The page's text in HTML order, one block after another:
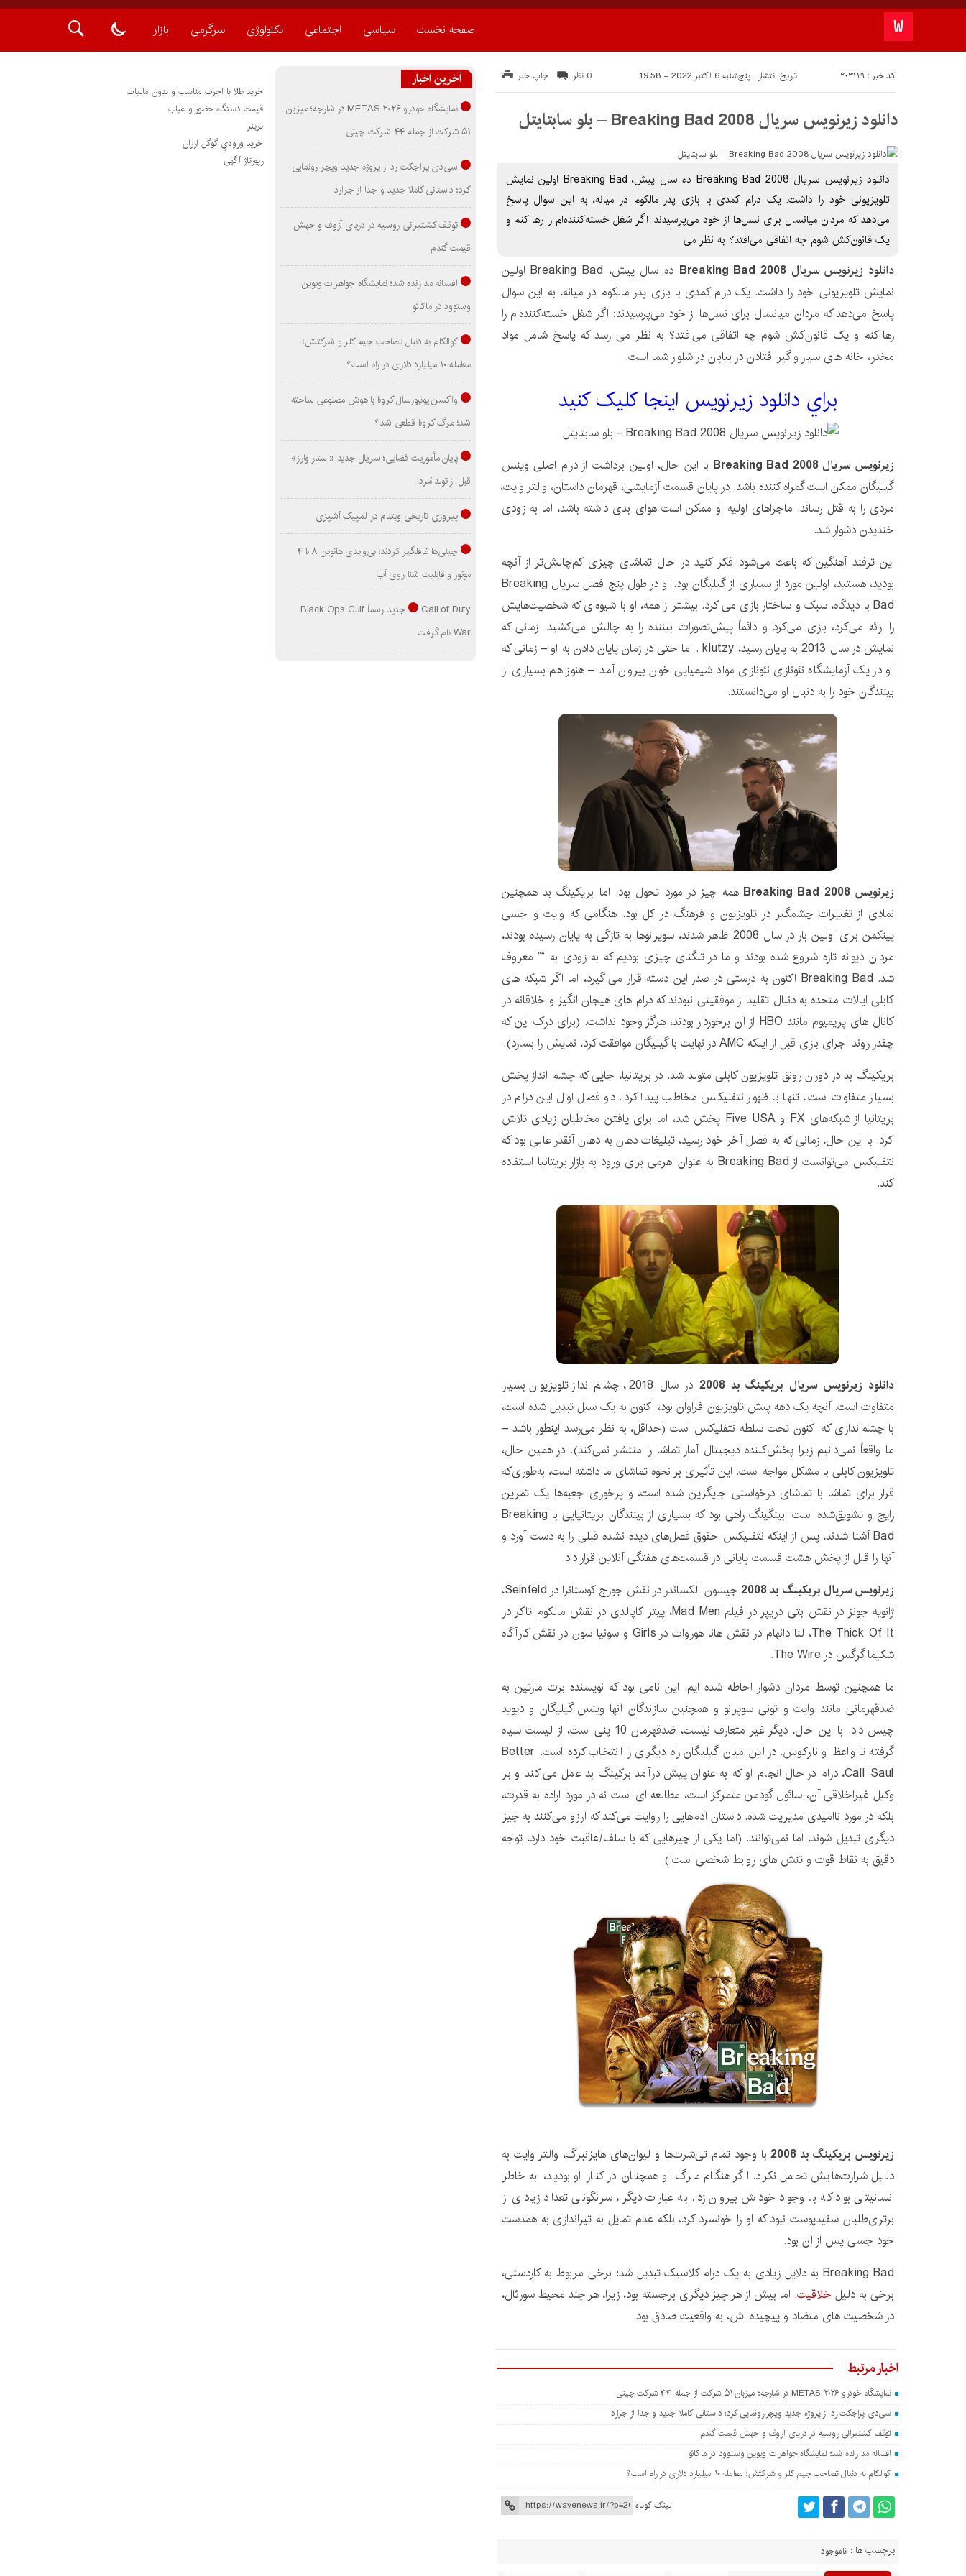
صفحه نخست سیاسی اجتماعی تکنولوژی سرگرمی بازار
تاریخ انتشار : پنج‌شنبه 6 اکتبر 2022 - 19:58 کد خبر : 203119 چاپ خبر 0 نظر
دانلود زیرنویس سریال Breaking Bad 2008 – بلو سابتایتل
دانلود زیرنویس سریال Breaking Bad 2008 ده سال پیش، Breaking Bad اولین نمایش
تلویزیونی خود را داشت. یک درام کمدی با بازی پدر مالکوم در میانه، به این سوال پاسخ
می‌دهد که مردان میانسال برای نسل‌ها از خود می‌پرسیدند: اگر شغل خسته‌کننده‌ام را رها کنم و
یک قانون‌کش شوم چه اتفاقی می‌افتد؟ به نظر می
دانلود زیرنویس سریال Breaking Bad 2008
ده سال پیش، Breaking Bad اولین
نمایش تلویزیونی خود را داشت. یک درام کمدی با بازی پدر مالکوم در میانه، به این سوال
پاسخ می‌دهد که مردان میانسال برای نسل‌ها از خود می‌پرسیدند: اگر شغل خسته‌کننده‌ام را
رها کنم و یک قانون‌کش شوم چه اتفاقی می‌افتد؟ به نظر می رسد که پاسخ شامل مواد
مخدر، خانه های سیار و گیر افتادن در بیابان در شلوار شما است.
براي دانلود زيرنويس اينجا کليک کنيد
زیرنویس سریال Breaking Bad 2008
با این حال، اولین برداشت از درام اصلی وینس
گیلیگان ممکن است گمراه کننده باشد. در پایان قسمت آزمایشی، قهرمان داستان، والتر وایت،
مردی را به قتل رساند. ماجراهای اولیه او ممکن است هوای بدی داشته باشد، اما به زودی
خندیدن دشوار شد.
این ترفند آهنگین که باعث می‌شود فکر کنید در حال تماشای چیزی کم‌چالش‌تر از آنچه
بودید، هستید، اولین مورد از بسیاری از گیلیگان بود. او در طول پنج فصل سریال Breaking
Bad با دیدگاه، سبک و ساختار بازی می کرد. بیشتر از همه، او با شیوه‌ای که شخصیت‌هایش
را ارائه می‌کرد، بازی می‌کرد و دائماً پیش‌تصورات بیننده را به چالش می‌کشید. زمانی که
نمایش در سال 2013 به پایان رسید، klutzy . اما حتی در زمان پایان دادن به او – زمانی که
او در یک آزمایشگاه نئونازی نئونازی مواد شیمیایی خون بیرون آمد – هنوز هم بسیاری از
بینندگان خود را به دنبال او می‌دانستند.
زیرنویس Breaking Bad 2008
همه چیز در مورد تحول بود. اما بریکینگ بد همچنین
نمادی از تغییرات چشمگیر در تلویزیون و فرهنگ در کل بود. هنگامی که وایت و جسی
پینکمن برای اولین بار در سال 2008 ظاهر شدند، سوپرانوها به تازگی به پایان رسیده بودند،
مردان دیوانه تازه شروع شده بودند و ما در تنگنای چیزی بودیم که به زودی به “” معروف
شد. Breaking Bad اکنون به درستی در صدر این دسته قرار می گیرد، اما اگر شبکه های
کابلی ایالات متحده به دنبال تقلید از موفقیتی نبودند که درام های هیجان انگیز و خلاقانه در
کانال های پریمیوم مانند HBO از آن برخوردار بودند، هرگز وجود نداشت. (برای درک این که
چقدر روند اجرای بازی قبل از اینکه AMC در نهایت با گیلیگان موافقت کرد، نمایش را بسازد).
بریکینگ بد در دوران رونق تلویزیون کابلی متولد شد. در بریتانیا، جایی که چشم انداز پخش
بسیار متفاوت است، تنها با ظهور نتفلیکس مخاطب پیدا کرد. دو فصل اول این درام در
بریتانیا از شبکه‌های FX و Five USA پخش شد، اما برای یافتن مخاطبان زیادی تلاش
کرد. با این حال، زمانی که به فصل آخر خود رسید، تبلیغات دهان به دهان آنقدر عالی بود که
نتفلیکس می‌توانست از Breaking Bad به عنوان اهرمی برای ورود به بازار بریتانیا استفاده
کند.
دانلود زیرنویس سریال بریکینگ بد 2008
در سال 2018، چشم انداز تلویزیون بسیار
متفاوت است. آنچه یک دهه پیش تلویزیون فراوان بود، اکنون به یک سیل تبدیل شده است،
با چشم‌اندازی که اکنون تحت سلطه نتفلیکس است (حداقل، به نظر می‌رسد اینطور باشد –
ما واقعاً نمی‌دانیم زیرا پخش‌کننده دیجیتال آمار تماشا را منتشر نمی‌کند). در همین حال،
تلویزیون کابلی با مشکل مواجه است. این تأثیری بر نحوه تماشای ما داشته است، به‌طوری‌که
قرار برای تماشا با تماشای درخواستی جایگزین شده است، و پرخوری جعبه‌ها یک تمرین
رایج و تشویق‌شده است. بینگینگ راهی بود که بسیاری از بینندگان بریتانیایی با Breaking
Bad آشنا شدند، پس از اینکه نتفلیکس حقوق فصل‌های دیده نشده قبلی را به دست آورد و
آنها را قبل از پخش هشت قسمت پایانی در قسمت‌های هفتگی آنلاین قرار داد.
زیرنویس سریال بریکینگ بد 2008
جیسون الکساندر در نقش جورج کوستانزا در Seinfeld،
ژانویه جونز در نقش بتی دریپر در فیلم Mad Men، پیتر کاپالدی در نقش مالکوم تاکر در
The Thick Of It، لنا دانهام در نقش هانا هوروات در Girls و سونیا سون در نقش کارآگاه
شکیما گرگس در The Wire.
ما همچنین توسط مردان دشوار احاطه شده ایم. این نامی بود که نویسنده برت مارتین به
ضدقهرمانی مانند وایت و تونی سوپرانو و همچنین سازندگان آنها وینس گیلیگان و دیوید
چیس داد. با این حال، دیگر غیر متعارف نیست، ضدقهرمان 10 پنی است، از لیست سیاه
گرفته تا واعظ و نارکوس. در این میان گیلیگان راه دیگری را انتخاب کرده است. Better
Call Saul، درام در حال انجام او که به عنوان پیش درآمد برکینگ بد عمل می کند و بر
وکیل غیراخلاقی آن، سائول گودمن متمرکز است، مطالعه ای است نه در مورد اراده به قدرت،
بلکه در مورد ناامیدی مدیریت شده. داستان آدم‌هایی را روایت می‌کند که آرزو می‌کنند به چیز
دیگری تبدیل شوند، اما نمی‌توانند. (اما یکی از چیزهایی که با سلف/عاقبت خود دارد، توجه
دقیق به نقاط قوت و تنش های روابط شخصی است.)
زیرنویس بریکینگ بد 2008
با وجود تمام تی‌شرت‌ها و لیوان‌های هایزنبرگ، والتر وایت به
دلیل شرارت‌هایش تحمل نکرد. اگر هنگام مرگ او همچنان در کنار او بودید، به خاطر
انسانیتی بود که با وجود خودش بیرون زد. به عبارت دیگر، سرنگونی تعداد زیادی از
برتری‌طلبان سفیدپوست نبود که او را خونسرد کرد، بلکه عدم تمایل به تیراندازی به همدست
خود جسی پس از آن بود.
Breaking Bad به دلایل زیادی به یک درام کلاسیک تبدیل شد: برخی مربوط به کاردستی،
برخی به دلیل خلاقیت. اما بیش از هر چیز دیگری برجسته بود، زیرا، هر چند محیط سورئال،
در شخصیت های متضاد و پیچیده اش، به واقعیت صادق بود.
اخبار مرتبط
نمایشگاه خودرو METAS ۲۰۲۶ در شارجه؛ میزبان ۵۱ شرکت از جمله ۴۴ شرکت چینی
سی‌دی پراجکت رد از پروژه جدید ویچر رونمایی کرد؛ داستانی کاملا جدید و جدا از جرارد
توقف کشتیرانی روسیه در دریای آزوف و جهش قیمت گندم
افسانه مد زنده شد؛ نمایشگاه جواهرات ویوین وستوود در ماکائو
کوالکام به دنبال تصاحب جیم کلر و شرکتش؛ معامله ۱۰ میلیارد دلاری در راه است؟
لینک کوتاه
برچسب ها : ناموجود
آخرین اخبار
نمایشگاه خودرو METAS ۲۰۲۶ در شارجه؛ میزبان
۵۱ شرکت از جمله ۴۴ شرکت چینی
سی‌دی پراجکت رد از پروژه جدید ویچر رونمایی
کرد؛ داستانی کاملا جدید و جدا از جرارد
توقف کشتیرانی روسیه در دریای آزوف و جهش
قیمت گندم
افسانه مد زنده شد؛ نمایشگاه جواهرات ویوین
وستوود در ماکائو
کوالکام به دنبال تصاحب جیم کلر و شرکتش؛
معامله ۱۰ میلیارد دلاری در راه است؟
واکسن یونیورسال کرونا با هوش مصنوعی ساخته
شد؛ مرگ کرونا قطعی شد؟
پایان مأموریت فضایی؛ سریال جدید «استار وارز»
قبل از تولد مُرد!
پیروزی تاریخی ویتنام در المپیک آشپزی
چینی‌ها غافلگیر کردند؛ بی‌وایدی هانوین ۸ با ۴
موتور و قابلیت شنا روی آب
Call of Duty جدید رسماً Black Ops Gulf
War نام گرفت
خرید طلا با اجرت مناسب و بدون مالیات
قیمت دستگاه حضور و غیاب
ترينر
خريد ورودي گوگل ارزان
رپورتاژ آگهی